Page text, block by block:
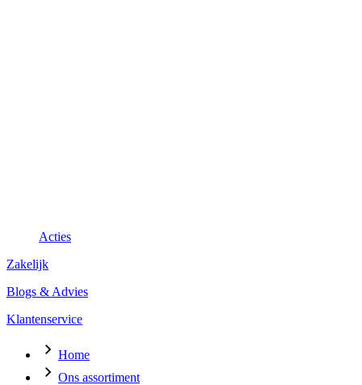
Acties
Zakelijk
Blogs & Advies
Klantenservice
Home
Ons assortiment